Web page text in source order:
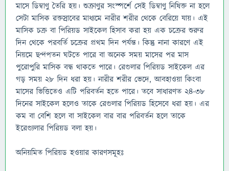
মাসে ডিম্বাণু তৈরি হয়। শুক্রাণুর সংস্পর্শে সেই ডিম্বাণু নিষিক্ত না হলে
সেটা মাসিক রক্তস্রাবের মাধ্যমে নারীর শরীর থেকে বেরিয়ে যায়। এই
মাসিক চক্র বা পিরিয়ড সাইকেল হিসাব করা হয় এক চক্রের শুরুর
দিন থেকে পরবর্তি চক্রের প্রথম দিন পর্যন্ত। কিন্তু নানা কারণে এই
নিয়মে ছন্দপতন ঘটতে পারে বা অনেক সময় মাসের পর মাস
পুরোপুরি মাসিক বন্ধ থাকতে পারে। রেগুলার পিরিয়ড সাইকেল এর
গড় সময় ২৮ দিন ধরা হয়। নারীর শরীর ভেদে, আবহাওয়া কিংবা
মাসের ভিত্তিতেও এটি পরিবর্তন হতে পারে। তবে সাধারণত ২৪-৩৮
দিনের সাইকেল হলেও তাকে রেগুলার পিরিয়ড হিসেবে ধরা হয়। এর
কম বা বেশি হলে বা সাইকেল বার বার পরিবর্তন হলে তাকে
ইরেগ্যুলার পিরিয়ড বলা হয়।
অনিয়মিত পিরিয়ড হওয়ার কারণসমূহঃ